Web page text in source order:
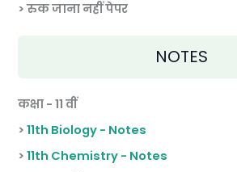
> रुक जाना नहीं पेपर
NOTES
कक्षा - 11 वीं
>11th Biology - Notes
>11th Chemistry - Notes